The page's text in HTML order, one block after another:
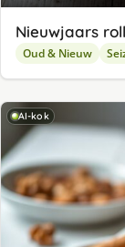
Nieuwjaars
Oud & Nieuw
AI-kok